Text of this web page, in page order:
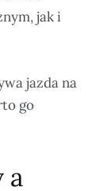
jak i
jazda na
go
a